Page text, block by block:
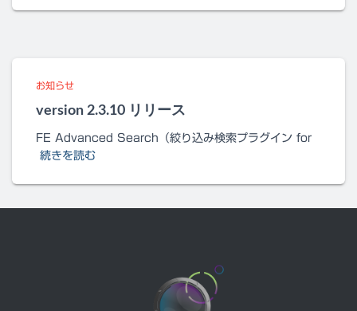
お知らせ
version 2.3.10 リリース
FE Advanced Search（絞り込み検索プラグイン for
続きを読む